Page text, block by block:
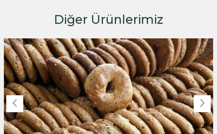
Diğer Ürünlerimiz